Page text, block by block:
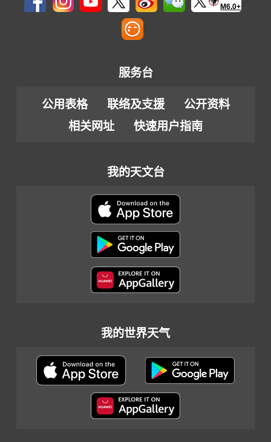
M6.0+
服务台
公用表格 联络及支援
公开资料
相关网址
快速用户指南
我的天文台
我的世界天气